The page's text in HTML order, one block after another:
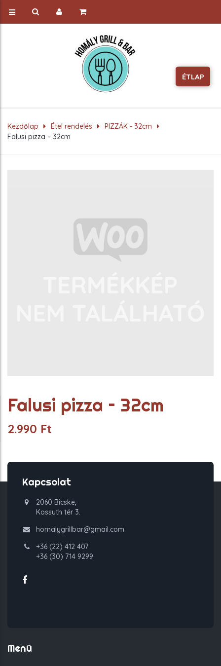
Kezdőlap Étel rendelés
PIZZÁK - 32cm
Falusi pizza – 32cm
Falusi pizza – 32cm
2.990 Ft
Kapcsolat
2060 Bicske,
Kossuth tér 3.
homalygrillbar@gmail.com
+36 (22) 412 407
+36 (30) 714 9299
Menü
ÉTLAP